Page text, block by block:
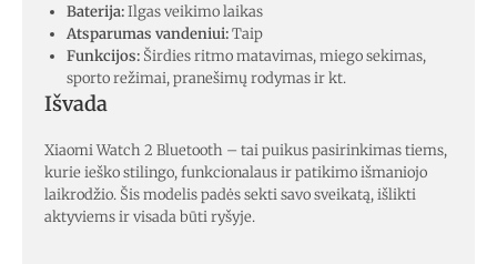
Baterija:Ilgas veikimo laikas
Atsparumas vandeniui:Taip
Funkcijos: Širdies ritmo matavimas, miego sekimas,
sporto režimai, pranešimų rodymas ir kt.
Išvada
Xiaomi Watch 2 Bluetooth – tai puikus pasirinkimas tiems,
kurie ieško stilingo, funkcionalaus ir patikimo išmaniojo
laikrodžio. Šis modelis padės sekti savo sveikatą, išlikti
aktyviems ir visada būti ryšyje.